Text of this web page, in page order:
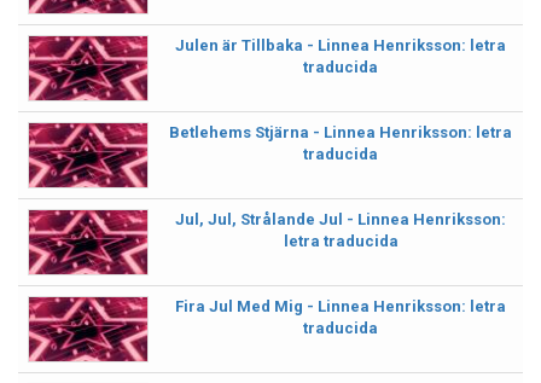
Julen är Tillbaka - Linnea Henriksson: letra
traducida
Betlehems Stjärna - Linnea Henriksson: letra
traducida
Jul, Jul, Strålande Jul - Linnea Henriksson:
letra traducida
Fira Jul Med Mig - Linnea Henriksson: letra
traducida